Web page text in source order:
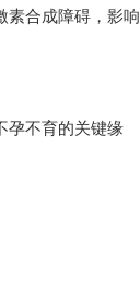
素合成障碍，影响
孕不育的关键缘